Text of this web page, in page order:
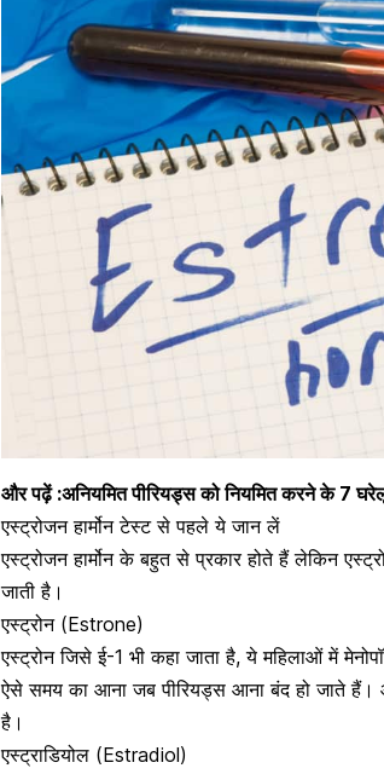
और पढ़ें :अनियमित पीरियड्स को नियमित करने के 7
एस्ट्रोजन हार्मोन टेस्ट से पहले ये जान लें
एस्ट्रोजन हार्मोन के बहुत से प्रकार होते हैं लेकिन
जाती है।
एस्ट्रोन (Estrone)
एस्ट्रोन जिसे ई-1 भी कहा जाता है, येमहिलाओं में
ऐसे समय का आना जब पीरियड्स आना बंद हो जाते हैं।
है।
एस्ट्राडियोल (Estradiol)